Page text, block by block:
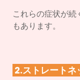
これらの症状が続
もあります。
2.ストレートネ